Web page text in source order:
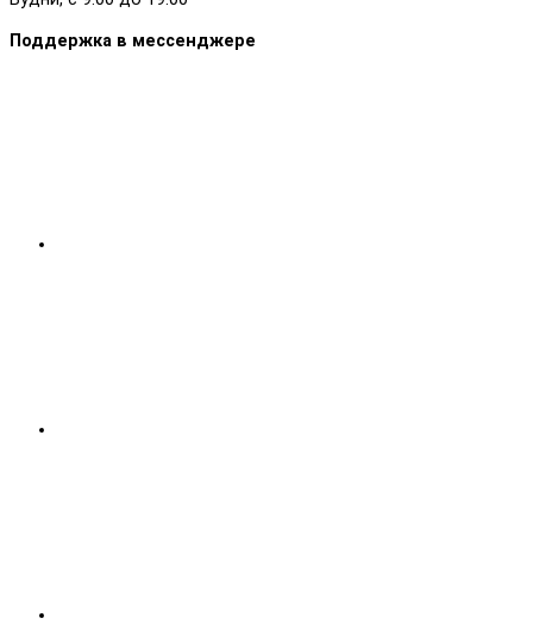
Поддержка в мессенджере